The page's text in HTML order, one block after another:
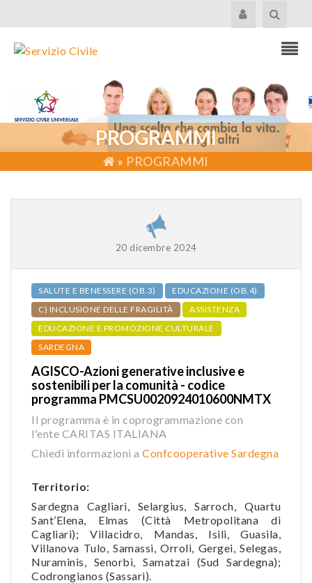
PROGRAMMI
» PROGRAMMI
20 dicembre 2024
SALUTE E BENESSERE (OB.3)
EDUCAZIONE (OB.4)
C) INCLUSIONE DELLE FRAGILITÀ
ASSISTENZA
EDUCAZIONE E PROMOZIONE CULTURALE
SARDEGNA
AGISCO-Azioni generative inclusive e
sostenibili per la comunità - codice
programma PMCSU0020924010600NMTX
Il programma è in coprogrammazione con
l'ente CARITAS ITALIANA
Chiedi informazioni a Confcooperative Sardegna
Territorio:
Sardegna Cagliari, Selargius, Sarroch, Quartu
Sant’Elena, Elmas (Città Metropolitana di
Cagliari); Villacidro, Mandas, Isili, Guasila,
Villanova Tulo, Samassi, Orroli, Gergei, Selegas,
Nuraminis, Senorbì, Samatzai (Sud Sardegna);
Codrongianos (Sassari).